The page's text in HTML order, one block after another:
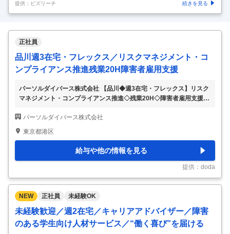
行支援
提供：ビズリーチ 続きを見る
正社員
品川週3在宅・フレックス／リスクマネジメント・コ
ンプライアンス推進残業20H障害者雇用支援
パーソルダイバース株式会社 【品川◆週3在宅・フレックス】リスク
マネジメント・コンプライアンス推進◇残業20H◇障害者雇用支援
コンプライアンス推進◇残業20H◇障害者雇用支援 【具体的な仕事内
容】 【人材大手パーソルグループの特例子会社／障害者雇用のリー
推進／障害者雇用という社会貢献性の高い事業へ携われる／土日祝
休・週3日以上のリモートワーク可・フレックス制度有】 ■当社・配
属先について ◇パーソルダイバースは、パーソルグループの特例子
会社として、約3,000名の障害…
パーソルダイバース株式会社
東京都港区
給与や他の情報を見る
提供：doda
NEW 正社員 未経験OK
未経験歓迎／週2在宅／キャリアアドバイザー／障害
のある学生向け人材サービス／“働く喜び”を届ける